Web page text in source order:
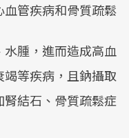
管疾病和骨質疏鬆
腫，進而造成高血
等疾病，且鈉攝取
結石、骨質疏鬆症